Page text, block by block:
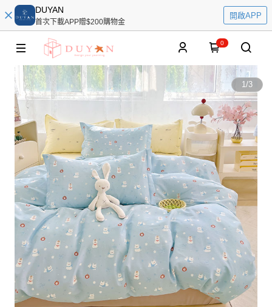
DUYAN
首次下載APP贈$200購物金
開啟APP
0
1/3